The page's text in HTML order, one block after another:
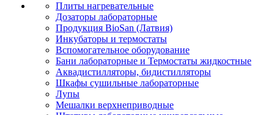
Плиты нагревательные
Дозаторы лабораторные
Продукция BioSan (Латвия)
Инкубаторы и термостаты
Вспомогательное оборудование
Бани лабораторные и Термостаты жидкостные
Аквадистилляторы, бидистилляторы
Шкафы сушильные лабораторные
Лупы
Мешалки верхнеприводные